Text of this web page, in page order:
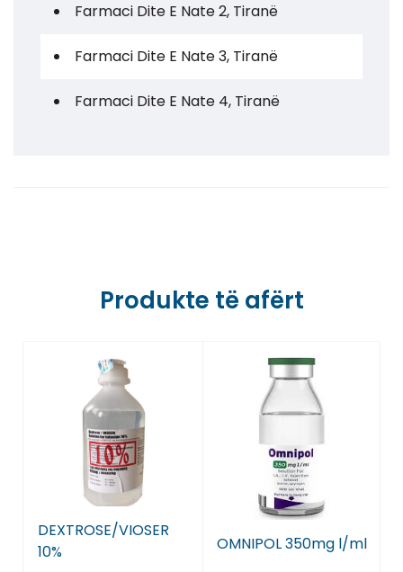
Farmaci Dite E Nate 2, Tiranë
Farmaci Dite E Nate 3, Tiranë
Farmaci Dite E Nate 4, Tiranë
Farmaci Dite E Nate 10, Tiranë
Farmaci Dite E Nate 13, Tiranë
Farmaci Dite E Nate 14, Tiranë
Farmaci Dite E Nate 15, Tiranë
Farmaci Dite E Nate 16, Tiranë
Produkte të afërt
DEXTROSE/VIOSER
10%
OMNIPOL 350mg l/ml